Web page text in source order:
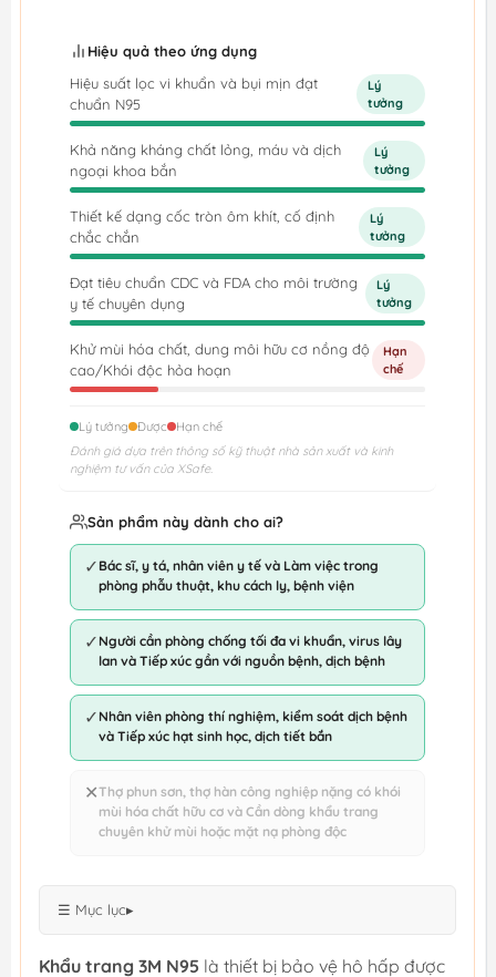
Hiệu quả theo ứng dụng
Hiệu suất lọc vi khuẩn và bụi mịn đạt
chuẩn N95
Lý
tưởng
Khả năng kháng chất lỏng, máu và dịch
ngoại khoa bắn
Lý
tưởng
Thiết kế dạng cốc tròn ôm khít, cố định
chắc chắn
Lý
tưởng
Đạt tiêu chuẩn CDC và FDA cho môi trường
y tế chuyên dụng
Lý
tưởng
Khử mùi hóa chất, dung môi hữu cơ nồng độ
cao/Khói độc hỏa hoạn
Hạn
chế
Lý tưởng Được
Hạn chế
Đánh giá dựa trên thông số kỹ thuật nhà sản xuất và kinh
nghiệm tư vấn của XSafe.
Sản phẩm này dành cho ai?
✓ Bác sĩ, y tá, nhân viên y tế và Làm việc trong
phòng phẫu thuật, khu cách ly, bệnh viện
✓ Người cần phòng chống tối đa vi khuẩn, virus lây
lan và Tiếp xúc gần với nguồn bệnh, dịch bệnh
✓ Nhân viên phòng thí nghiệm, kiểm soát dịch bệnh
và Tiếp xúc hạt sinh học, dịch tiết bắn
✕Thợ phun sơn, thợ hàn công nghiệp nặng có khói
mùi hóa chất hữu cơ và Cần dòng khẩu trang
chuyên khử mùi hoặc mặt nạ phòng độc
☰ Mục lục▸
Khẩu trang 3M N95 là thiết bị bảo vệ hô hấp được